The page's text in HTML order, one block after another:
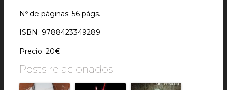
Nº de páginas: 56 págs.
ISBN: 9788423349289
Precio: 20€
Posts relacionados